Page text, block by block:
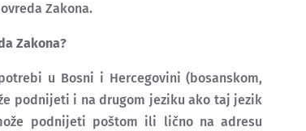
Zakona.
Zakona?
u Bosni i Hercegovini (bosanskom,
podnijeti i na drugom jeziku ako taj jezik
podnijeti poštom ili lično na adresu